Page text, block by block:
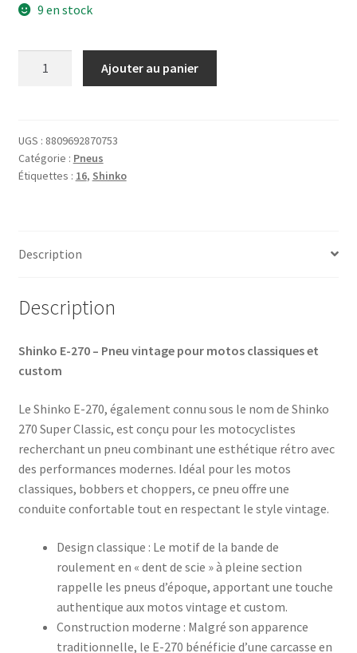
9 en stock
-
16
72H
SW
Ajouter au panier
UGS : 8809692870753
Catégorie : Pneus
Étiquettes : 16, Shinko
Description
Description
Shinko E-270 – Pneu vintage pour motos classiques et
custom
Le Shinko E-270, également connu sous le nom de Shinko
270 Super Classic, est conçu pour les motocyclistes
recherchant un pneu combinant une esthétique rétro avec
des performances modernes. Idéal pour les motos
classiques, bobbers et choppers, ce pneu offre une
conduite confortable tout en respectant le style vintage.​
Design classique : Le motif de la bande de
roulement en « dent de scie » à pleine section
rappelle les pneus d’époque, apportant une touche
authentique aux motos vintage et custom.​
Construction moderne : Malgré son apparence
traditionnelle, le E-270 bénéficie d’une carcasse en